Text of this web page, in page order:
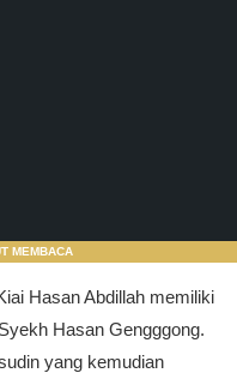
MEMBACA
Hasan Abdillah memiliki
Hasan Gengggong.
yang kemudian